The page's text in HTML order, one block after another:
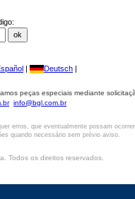
| Deutsch |
peças especiais mediante
info@bgl.com.br
erros, que eventualmente possam
quando necessário sem prévio aviso.
Todos os direitos reservados.